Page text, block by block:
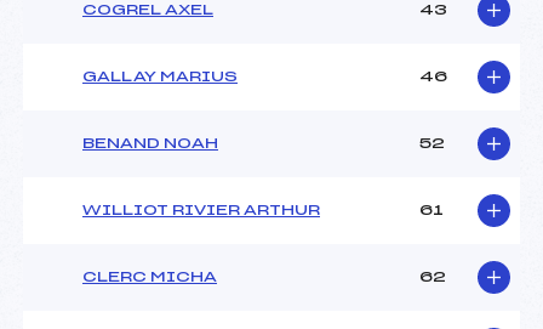
COGREL AXEL 43
GALLAY MARIUS 46
BENAND NOAH 52
WILLIOT RIVIER ARTHUR 61
CLERC MICHA 62